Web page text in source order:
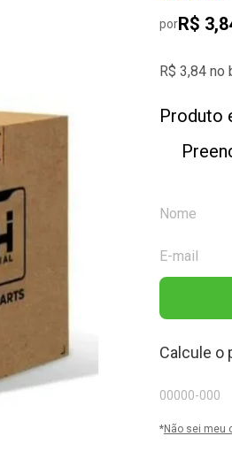
porR$
R$ 3,84 no
Produto
Calcule o
*Não sei meu